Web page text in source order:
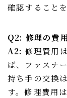
確認すること
Q2: 修理の費
A2: 修理費用
ば、ファスナ
持ち手の交換
す。修理費用